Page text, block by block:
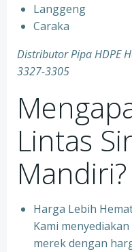
Langgeng
Caraka
Distributor Pipa HDPE
3327-3305
Lintas
Mandiri?
Harga Lebih
Kami
merek dengan